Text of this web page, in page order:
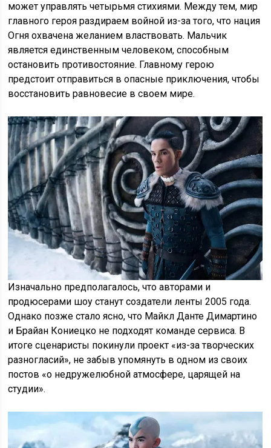
может управлять четырьмя стихиями. Между тем, мир
главного героя раздираем войной из-за того, что нация
Огня охвачена желанием властвовать. Мальчик
является единственным человеком, способным
остановить противостояние. Главному герою
предстоит отправиться в опасные приключения, чтобы
восстановить равновесие в своем мире.
Изначально предполагалось, что авторами и
продюсерами шоу станут создатели ленты 2005 года.
Однако позже стало ясно, что Майкл Данте Димартино
и Брайан Кониецко не подходят команде сервиса. В
итоге сценаристы покинули проект «из-за творческих
разногласий», не забыв упомянуть в одном из своих
постов «о недружелюбной атмосфере, царящей на
студии».